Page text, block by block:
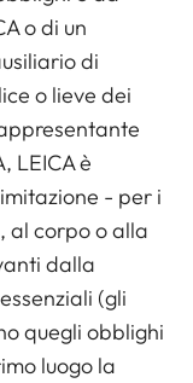
o di un
di
o lieve dei
LEICA è
- per i
al corpo o alla
dalla
(gli
quegli obblighi
luogo la